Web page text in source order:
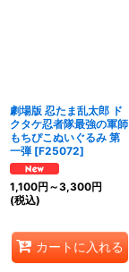
劇場版 忍たま乱太郎 ド
クタケ忍者隊最強の軍師
もちぴこぬいぐるみ 第
一弾 [F25072]
1,100円 ～3,300円
(税込)
カートに入れる